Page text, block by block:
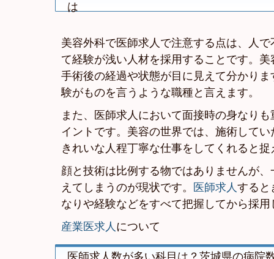
は
美容外科で医師求人で注意する点は、人
て経験が浅い人材を採用することです。
手術後の経過や状態が目に見えて分かり
験がものを言うような職種と言えます。
また、医師求人において面接時の身なり
イントです。美容の世界では、施術して
きれいな人程丁寧な仕事をしてくれると捉
顔と技術は比例する物ではありませんが
えてしまうのが現状です。
医師求人すると
なりや経験などをすべて把握してから採
産業医求人 について
医師求人数が多い科目は？茨城県の病院